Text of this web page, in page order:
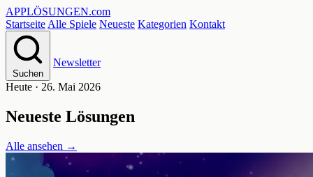
APPLÖSUNGEN.com
Startseite Alle Spiele Neueste Kategorien Kontakt
Suchen
Newsletter
Heute · 26. Mai 2026
Neueste Lösungen
Alle ansehen →